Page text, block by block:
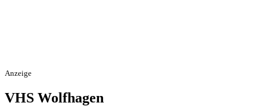
Anzeige
VHS Wolfhagen